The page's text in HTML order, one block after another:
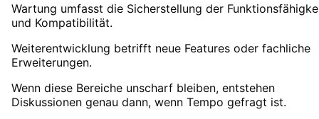
Wartung umfasst die Sicherstellung der
und Kompatibilität.
Weiterentwicklung betrifft neue Features oder fachliche
Erweiterungen.
Wenn diese Bereiche unscharf bleiben, entstehen
Diskussionen genau dann, wenn Tempo gefragt ist.